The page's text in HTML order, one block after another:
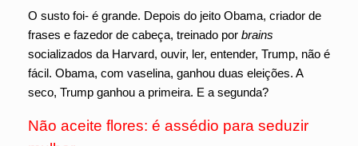
O susto foi- é grande. Depois do jeito Obama, criador de
frases e fazedor de cabeça, treinado por brains
socializados da Harvard, ouvir, ler, entender, Trump, não é
fácil. Obama, com vaselina, ganhou duas eleições. A
seco, Trump ganhou a primeira. E a segunda?
Não aceite flores: é assédio para seduzir